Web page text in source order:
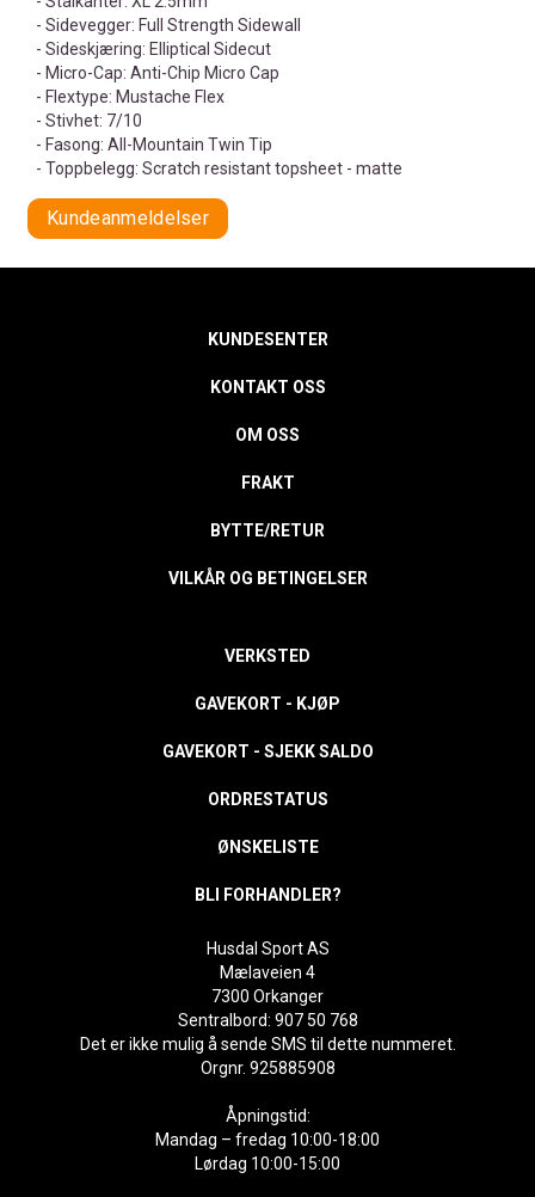
- Sidevegger: Full Strength Sidewall
- Sideskjæring: Elliptical Sidecut
- Micro-Cap: Anti-Chip Micro Cap
- Flextype: Mustache Flex
- Stivhet: 7/10
- Fasong: All-Mountain Twin Tip
- Toppbelegg: Scratch resistant topsheet - matte
Kundeanmeldelser
KUNDESENTER
KONTAKT OSS
OM OSS
FRAKT
BYTTE/RETUR
VILKÅR OG BETINGELSER
VERKSTED
GAVEKORT - KJØP
GAVEKORT - SJEKK SALDO
ORDRESTATUS
ØNSKELISTE
BLI FORHANDLER?
Husdal Sport AS
Mælaveien 4
7300 Orkanger
Sentralbord: 907 50 768
Det er ikke mulig å sende SMS til dette nummeret.
Orgnr. 925885908
Åpningstid:
Mandag – fredag 10:00-18:00
Lørdag 10:00-15:00